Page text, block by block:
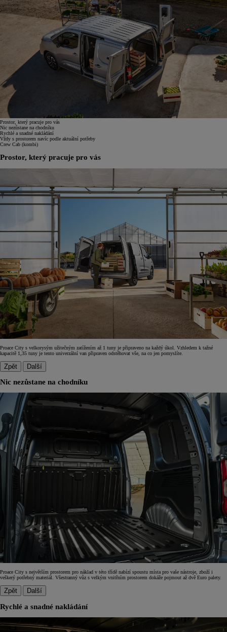
Prostor, který pracuje pro vás
Nic nezůstane na chodníku
Rychlé a snadné nakládání
Vždy s prostorem navíc podle aktuální potřeby
Crew Cab (kombi)
Prostor, který pracuje pro vás
Proace City s velkorysým užitečným zatížením až 1 tuny je připraveno na každý úkol. Vzhledem k tažné
kapacitě 1,35 tuny je tento univerzální van připraven odstěhovat vše, na co jen pomyslíte.
Zpět Další
Nic nezůstane na chodníku
Proace City s největším prostorem pro náklad v této třídě nabízí spoustu místa pro vaše nástroje, zboží i
veškerý potřebný materiál. Všestranný vůz s velkým vnitřním prostorem dokáže pojmout až dvě Euro palety.
Zpět Další
Rychlé a snadné nakládání